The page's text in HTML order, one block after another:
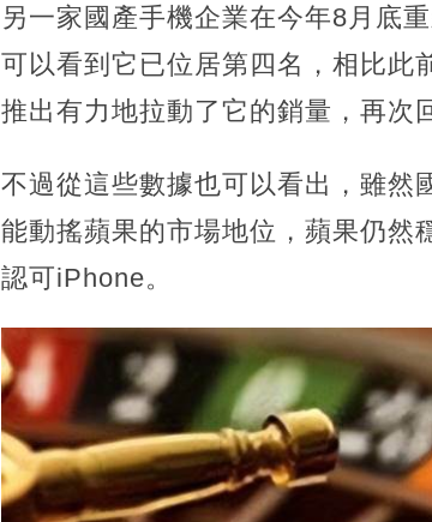
另一家國產手機企業在今年8月底
可以看到它已位居第四名，相比此
推出有力地拉動了它的銷量，再次
不過從這些數據也可以看出，雖然
能動搖蘋果的市場地位，蘋果仍然
認可iPhone。